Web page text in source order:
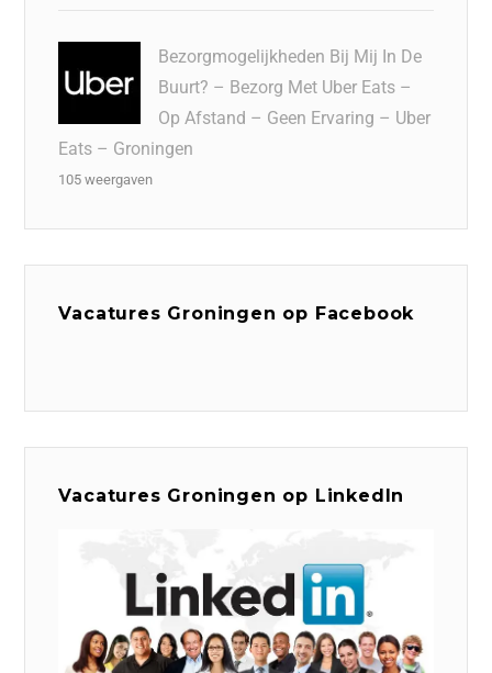
Bezorgmogelijkheden Bij Mij In De
Buurt? – Bezorg Met Uber Eats –
Op Afstand – Geen Ervaring – Uber
Eats – Groningen
105 weergaven
Vacatures Groningen op Facebook
Vacatures Groningen op LinkedIn